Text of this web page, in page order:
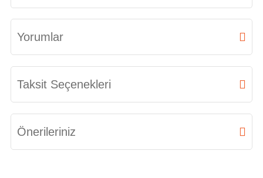
Yorumlar
Bu ürüne ilk yorumu siz yapın!
Taksit Seçenekleri
Önerileriniz